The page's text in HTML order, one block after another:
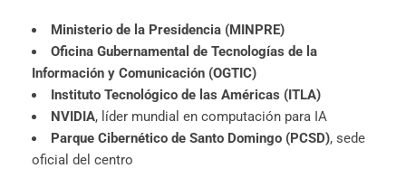
Ministerio de la Presidencia (MINPRE)
Oficina Gubernamental de Tecnologías de la
Información y Comunicación (OGTIC)
Instituto Tecnológico de las Américas (ITLA)
NVIDIA, líder mundial en computación para IA
Parque Cibernético de Santo Domingo (PCSD), sede
oficial del centro